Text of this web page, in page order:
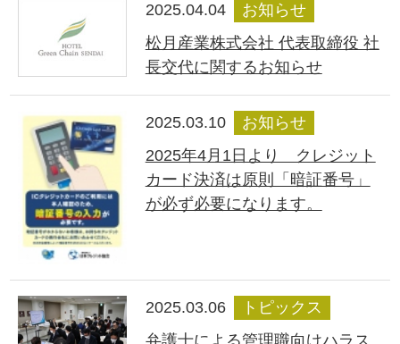
2025.04.04
お知らせ
松月産業株式会社 代表取締役 社
長交代に関するお知らせ
2025.03.10
お知らせ
2025年4月1日より クレジット
カード決済は原則「暗証番号」
が必ず必要になります。
2025.03.06
トピックス
弁護士による管理職向けハラス